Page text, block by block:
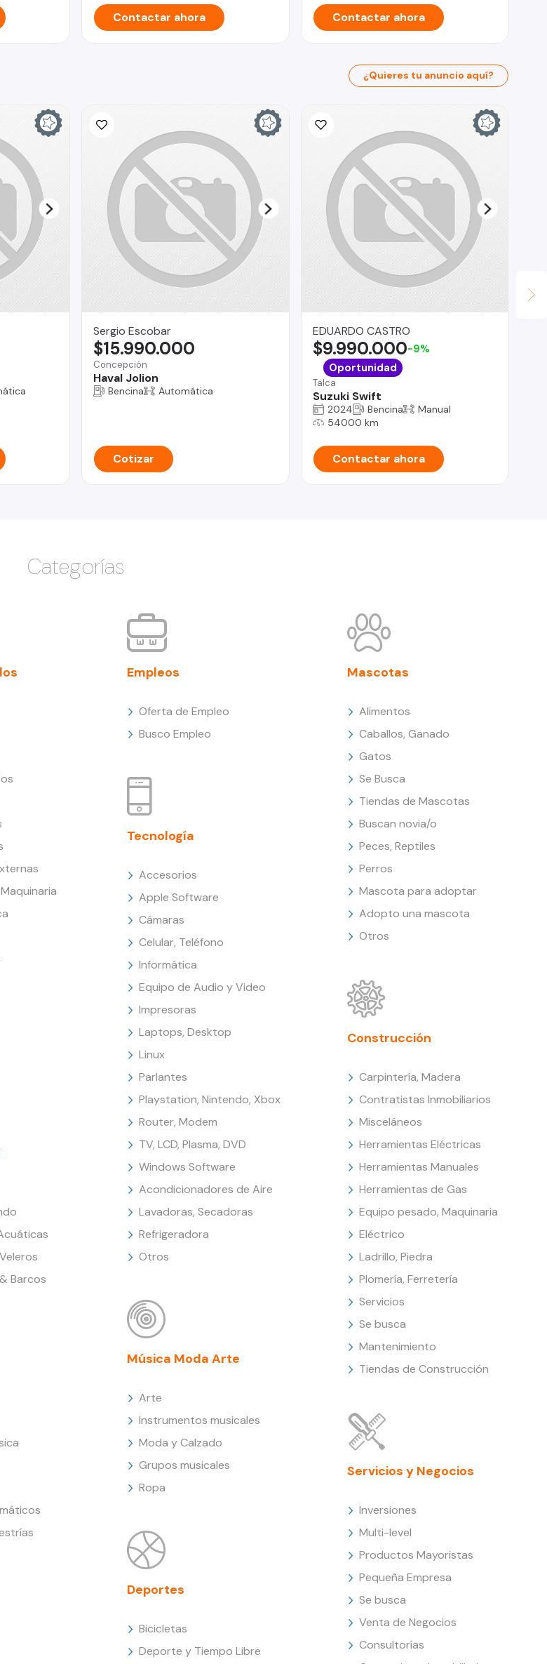
Contactar ahora Contactar ahora
¿Quieres tu anuncio aquí?
Sergio Escobar
Concepción
Haval Jolion
$15.990.000
Bencina Automática
Cotizar
EDUARDO CASTRO
Talca
Suzuki Swift
$9.990.000-9%
Oportunidad
2024 Bencina
Manual
54000 km
Contactar ahora
Categorías
Barcos
Empleos
Oferta de Empleo
Busco Empleo
Tecnología
Accesorios
Apple Software
Cámaras
Celular, Teléfono
Informática
Equipo de Audio y Video
Impresoras
Laptops, Desktop
Linux
Parlantes
Playstation, Nintendo, Xbox
Router, Modem
TV, LCD, Plasma, DVD
Windows Software
Acondicionadores de Aire
Lavadoras, Secadoras
Refrigeradora
Otros
Música Moda Arte
Arte
Instrumentos musicales
Moda y Calzado
Grupos musicales
Ropa
Deportes
Bicicletas
Deporte y Tiempo Libre
Mascotas
Alimentos
Caballos, Ganado
Gatos
Se Busca
Tiendas de Mascotas
Buscan novia/o
Peces, Reptiles
Perros
Mascota para adoptar
Adopto una mascota
Otros
Construcción
Carpintería, Madera
Contratistas Inmobiliarios
Misceláneos
Herramientas Eléctricas
Herramientas Manuales
Herramientas de Gas
Equipo pesado, Maquinaria
Eléctrico
Ladrillo, Piedra
Plomería, Ferretería
Servicios
Se busca
Mantenimiento
Tiendas de Construcción
Servicios y Negocios
Inversiones
Multi-level
Productos Mayoristas
Pequeña Empresa
Se busca
Venta de Negocios
Consultorías